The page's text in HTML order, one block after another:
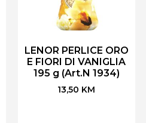
LENOR PERLICE ORO
E FIORI DI VANIGLIA
195 g (Art.N 1934)
13,50 KM